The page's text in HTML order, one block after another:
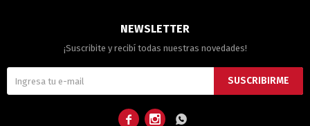
NEWSLETTER
¡Suscribite y recibí todas nuestras novedades!
SUSCRIBIRME
  